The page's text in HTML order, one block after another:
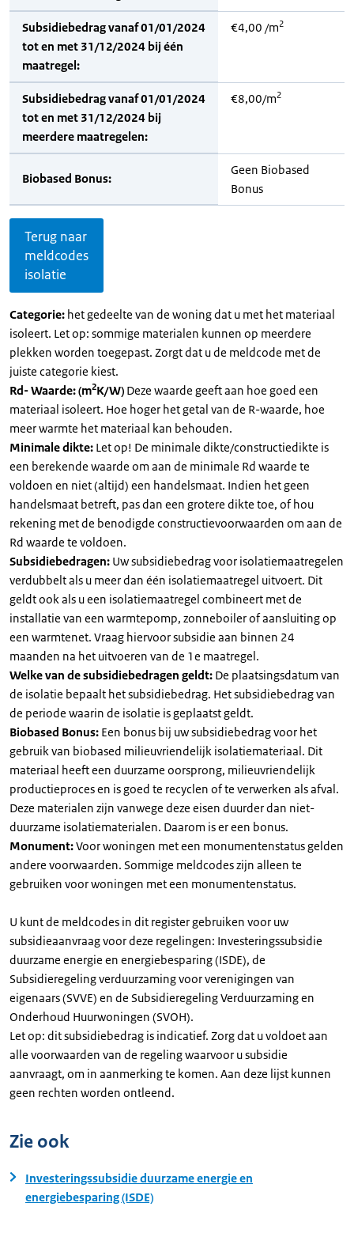
Subsidiebedrag vanaf 01/01/2024
tot en met 31/12/2024 bij één
maatregel:
€4,00 /m2
Subsidiebedrag vanaf 01/01/2024
tot en met 31/12/2024 bij
meerdere maatregelen:
€8,00/m2
Biobased Bonus:
Geen Biobased
Bonus
Terug naar
meldcodes
isolatie
Categorie: het gedeelte van de woning dat u met het materiaal
isoleert. Let op: sommige materialen kunnen op meerdere
plekken worden toegepast. Zorgt dat u de meldcode met de
juiste categorie kiest.
Rd- Waarde: (m2K/W) Deze waarde geeft aan hoe goed een
materiaal isoleert. Hoe hoger het getal van de R-waarde, hoe
meer warmte het materiaal kan behouden.
Minimale dikte: Let op! De minimale dikte/constructiedikte is
een berekende waarde om aan de minimale Rd waarde te
voldoen en niet (altijd) een handelsmaat. Indien het geen
handelsmaat betreft, pas dan een grotere dikte toe, of hou
rekening met de benodigde constructievoorwaarden om aan de
Rd waarde te voldoen.
Subsidiebedragen: Uw subsidiebedrag voor isolatiemaatregelen
verdubbelt als u meer dan één isolatiemaatregel uitvoert. Dit
geldt ook als u een isolatiemaatregel combineert met de
installatie van een warmtepomp, zonneboiler of aansluiting op
een warmtenet. Vraag hiervoor subsidie aan binnen 24
maanden na het uitvoeren van de 1e maatregel.
Welke van de subsidiebedragen geldt: De plaatsingsdatum van
de isolatie bepaalt het subsidiebedrag. Het subsidiebedrag van
de periode waarin de isolatie is geplaatst geldt.
Biobased Bonus: Een bonus bij uw subsidiebedrag voor het
gebruik van biobased milieuvriendelijk isolatiemateriaal. Dit
materiaal heeft een duurzame oorsprong, milieuvriendelijk
productieproces en is goed te recyclen of te verwerken als afval.
Deze materialen zijn vanwege deze eisen duurder dan niet-
duurzame isolatiematerialen. Daarom is er een bonus.
Monument:Voor woningen met een monumentenstatus gelden
andere voorwaarden. Sommige meldcodes zijn alleen te
gebruiken voor woningen met een monumentenstatus.
U kunt de meldcodes in dit register gebruiken voor uw
subsidieaanvraag voor deze regelingen: Investeringssubsidie
duurzame energie en energiebesparing (ISDE), de
Subsidieregeling verduurzaming voor verenigingen van
eigenaars (SVVE) en de Subsidieregeling Verduurzaming en
Onderhoud Huurwoningen (SVOH).
Let op: dit subsidiebedrag is indicatief. Zorg dat u voldoet aan
alle voorwaarden van de regeling waarvoor u subsidie
aanvraagt, om in aanmerking te komen. Aan deze lijst kunnen
geen rechten worden ontleend.
Zie ook
Investeringssubsidie duurzame energie en
energiebesparing (ISDE)